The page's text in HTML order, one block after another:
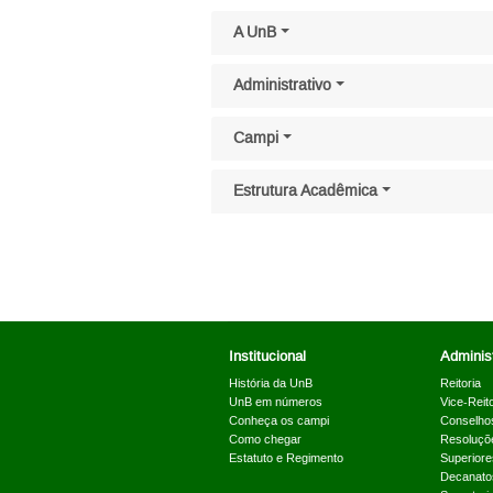
A UnB
Administrativo
Campi
Estrutura Acadêmica
Institucional
História da UnB
UnB em números
Conheça os campi
Como chegar
Estatuto e Regimento
Reitoria
Vice-